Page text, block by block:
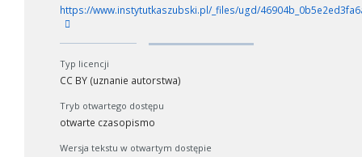
https://www.instytutkaszubski.pl/_files/ugd/
Typ licencji
CC BY (uznanie autorstwa)
Tryb otwartego dostępu
otwarte czasopismo
Wersja tekstu w otwartym dostępie